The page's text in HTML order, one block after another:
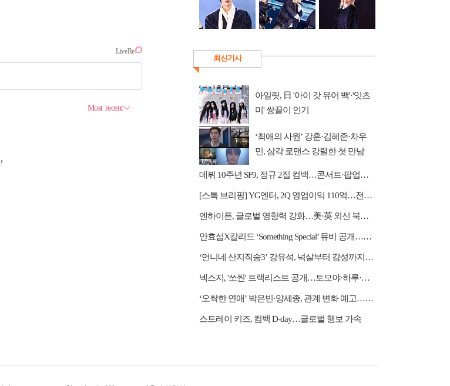
최신기사
아일릿, 日 '아이 갓 유어 백'·'잇츠
미' 쌍끌이 인기
‘최애의 사원’ 강훈·김혜준·차우
민, 삼각 로맨스 강렬한 첫 만남
데뷔 10주년 SF9, 정규 2집 컴백…콘서트·팝업스토어 등 열일 행보
[스톡 브리핑] YG엔터, 2Q 영업이익 110억…전년比 31.2% 증가
엔하이픈, 글로벌 영향력 강화…美·英 외신 북남미 투어 호평
안효섭X칼리드 ‘Something Special’ 뮤비 공개…한 편의 청춘 영화
‘언니네 산지직송3’ 강유석, 넉살부터 감성까지…대체 불가 ‘남매 케미’
넥스지, '쏘씬' 트랙리스트 공개…토모야·하루·휴이 자작곡 수록
‘오싹한 연애’ 박은빈·양세종, 관계 변화 예고…옹성우 본색 드러낸다
스트레이 키즈, 컴백 D-day…글로벌 행보 가속